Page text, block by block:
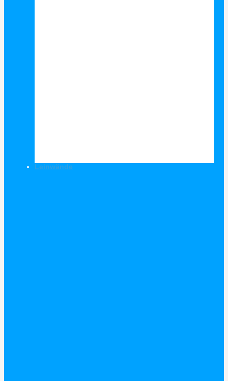
Leinwände